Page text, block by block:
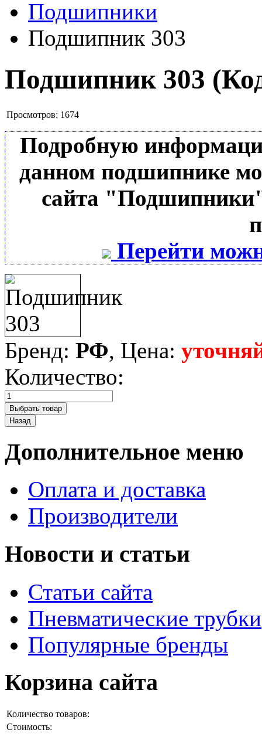
Подшипники
Подшипник 303
Подшипник 303
Просмотров: 1674
Подробную
данном подшипнике
сайта
Перейти
Бренд: РФ, Цена:
Количество:
Дополнительное меню
Оплата и доставка
Производители
Новости и статьи
Статьи сайта
Пневматические трубки
Популярные бренды
Корзина сайта
Количество товаров:
Стоимость: